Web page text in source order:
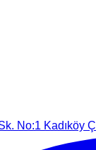
No:1 Kadıköy